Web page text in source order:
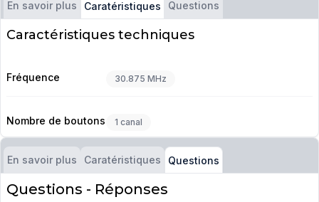
En savoir plus Caratéristiques Questions
Caractéristiques techniques
Fréquence 30.875 MHz
Nombre de boutons 1 canal
En savoir plus Caratéristiques Questions
Questions - Réponses